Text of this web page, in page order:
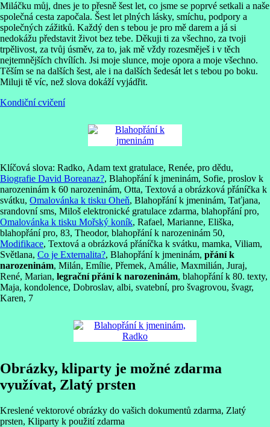
Miláčku můj, dnes je to přesně šest let, co jsme se poprvé setkali a naše
společná cesta započala. Šest let plných lásky, smíchu, podpory a
společných zážitků. Každý den s tebou je pro mě darem a já si
nedokážu představit život bez tebe. Děkuji ti za všechno, za tvoji
trpělivost, za tvůj úsměv, za to, jak mě vždy rozesměješ i v těch
nejtemnějších chvílích. Jsi moje slunce, moje opora a moje všechno.
Těším se na dalších šest, ale i na dalších šedesát let s tebou po boku.
Miluji tě víc, než slova dokáží vyjádřit.
Kondiční cvičení
Klíčová slova: Radko, Adam text gratulace, Renée, pro dědu,
Biografie David Boreanaz?, Blahopřání k jmeninám, Sofie, proslov k
narozeninám k 60 narozeninám, Otta, Textová a obrázková přáníčka k
svátku, Omalovánka k tisku Oheň, Blahopřání k jmeninám, Taťjana,
srandovní sms, Miloš elektronické gratulace zdarma, blahopřání pro,
Omalovánka k tisku Mořský koník, Rafael, Marianne, Eliška,
blahopřání pro, 83, Theodor, blahopřání k narozeninám 50,
Modifikace, Textová a obrázková přáníčka k svátku, mamka, Viliam,
Světlana, Co je Externalita?, Blahopřání k jmeninám, přání k
narozeninám, Milán, Emílie, Přemek, Amálie, Maxmilián, Juraj,
René, Marian, legrační přání k narozeninám, blahopřání k 80. texty,
Maja, kondolence, Dobroslav, albi, svatební, pro švagrovou, švagr,
Karen, 7
Obrázky, kliparty je možné zdarma
využívat, Zlatý prsten
Kreslené vektorové obrázky do vašich dokumentů zdarma, Zlatý
prsten, Kliparty k použití zdarma